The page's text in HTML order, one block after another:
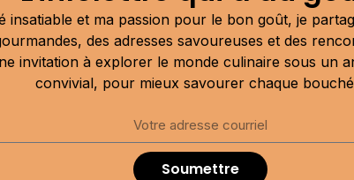
les inspecteurs duGuide Michelin, Evan Price
expérience extraordinaire à nos clients, jour
»
insatiable et ma passion pour le bon goût, je
des adresses savoureuses et des
invitation à explorer le monde culinaire sous un
convivial, pour mieux savourer chaque
Soumettre